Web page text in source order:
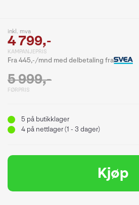
inkl. mva
4 799,-
KAMPANJEPRIS
Fra 445,-/mnd med delbetaling fra
5 999,-
FØRPRIS
5 på butikklager
4 på nettlager (1 - 3 dager)
Kjøp